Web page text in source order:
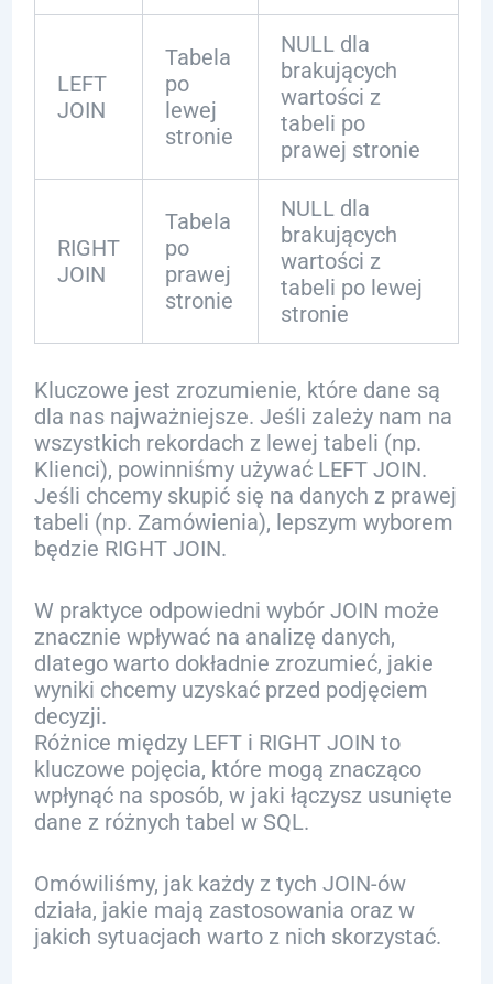
LEFT
JOIN
Tabela
po
lewej
stronie
NULL dla
brakujących
wartości z
tabeli po
prawej stronie
RIGHT
JOIN
Tabela
po
prawej
stronie
NULL dla
brakujących
wartości z
tabeli po lewej
stronie
Kluczowe jest zrozumienie, które dane są
dla nas najważniejsze. Jeśli zależy nam na
wszystkich rekordach z lewej tabeli (np.
Klienci), powinniśmy używać LEFT JOIN.
Jeśli chcemy skupić się na danych z prawej
tabeli (np. Zamówienia), lepszym wyborem
będzie RIGHT JOIN.
W praktyce odpowiedni wybór JOIN może
znacznie wpływać na analizę danych,
dlatego warto dokładnie zrozumieć, jakie
wyniki chcemy uzyskać przed podjęciem
decyzji.
Różnice między LEFT i RIGHT JOIN to
kluczowe pojęcia, które mogą znacząco
wpłynąć na sposób, w jaki łączysz usunięte
dane z różnych tabel w SQL.
Omówiliśmy, jak każdy z tych JOIN-ów
działa, jakie mają zastosowania oraz w
jakich sytuacjach warto z nich skorzystać.